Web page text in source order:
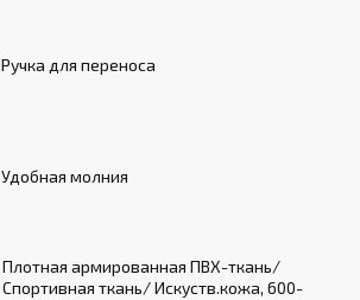
Ручка для переноса
Удобная молния
Плотная армированная ПВХ-ткань/
Спортивная ткань/ Искуств.кожа, 600-